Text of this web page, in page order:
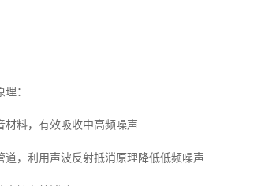
：
材料，有效吸收中高频噪声
，利用声波反射抵消原理降低低频噪声